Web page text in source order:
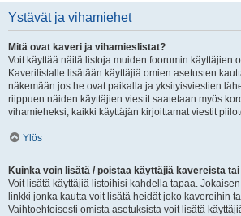
Ystävät ja vihamiehet
Mitä ovat kaveri ja vihamieslistat?
Voit käyttää näitä listoja muiden foorumin käyttäjien
Kaverilistalle lisätään käyttäjiä omien asetusten
näkemään jos he ovat paikalla ja yksityisviestien
riippuen näiden käyttäjien viestit saatetaan myös
vihamieheksi, kaikki käyttäjän kirjoittamat viestit
Ylös
Kuinka voin lisätä / poistaa käyttäjiä kavereista
Voit lisätä käyttäjiä listoihisi kahdella tapaa.
linkki jonka kautta voit lisätä heidät joko kavereihin
Vaihtoehtoisesti omista asetuksista voit lisätä